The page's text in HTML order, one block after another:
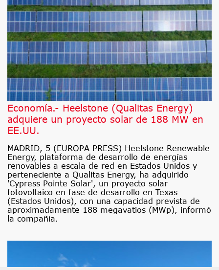
Economía.- Heelstone (Qualitas Energy)
adquiere un proyecto solar de 188 MW en
EE.UU.
MADRID, 5 (EUROPA PRESS) Heelstone Renewable
Energy, plataforma de desarrollo de energías
renovables a escala de red en Estados Unidos y
perteneciente a Qualitas Energy, ha adquirido
'Cypress Pointe Solar', un proyecto solar
fotovoltaico en fase de desarrollo en Texas
(Estados Unidos), con una capacidad prevista de
aproximadamente 188 megavatios (MWp), informó
la compañía.